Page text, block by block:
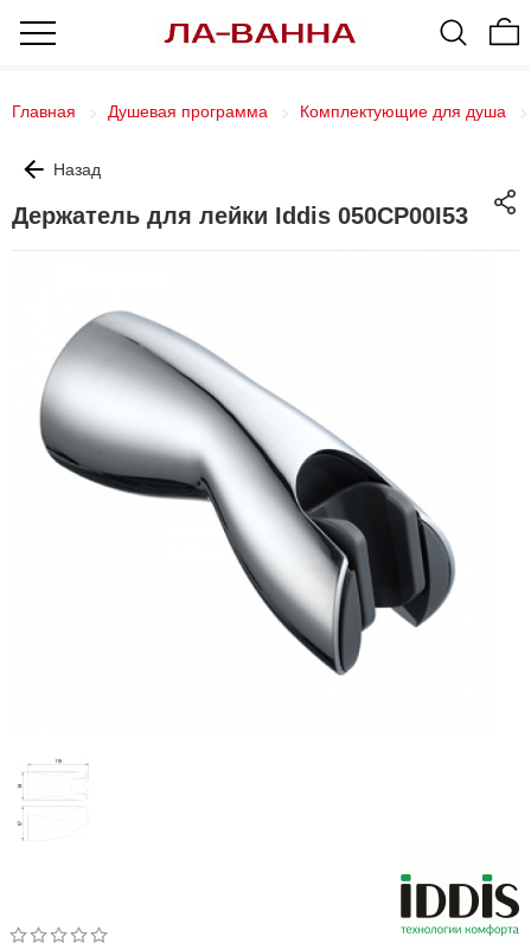
Главная Душевая программа Комплектующие для душа
Назад
Держатель для лейки Iddis 050CP00I53